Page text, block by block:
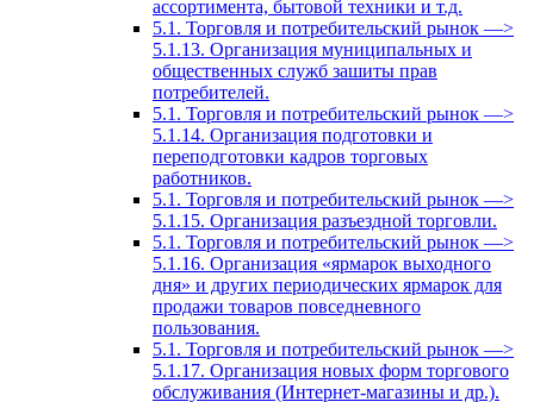
ассортимента, бытовой техники и т.д.
5.1. Торговля и потребительский рынок —>
5.1.13. Организация муниципальных и
общественных служб зашиты прав
потребителей.
5.1. Торговля и потребительский рынок —>
5.1.14. Организация подготовки и
переподготовки кадров торговых
работников.
5.1. Торговля и потребительский рынок —>
5.1.15. Организация разъездной торговли.
5.1. Торговля и потребительский рынок —>
5.1.16. Организация «ярмарок выходного
дня» и других периодических ярмарок для
продажи товаров повседневного
пользования.
5.1. Торговля и потребительский рынок —>
5.1.17. Организация новых форм торгового
обслуживания (Интернет-магазины и др.).